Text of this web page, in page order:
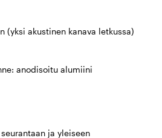
(yksi akustinen kanava letkussa)
anodisoitu alumiini
ja yleiseen